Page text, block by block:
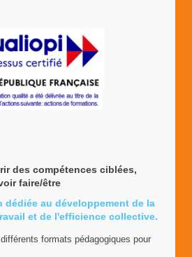
des compétences ciblées,
faire/être
dédiée au développement de la
et de l'efficience collective.
formats pédagogiques pour